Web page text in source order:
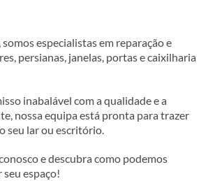
especialistas em reparação e
persianas, janelas, portas e caixilharia
inabalável com a qualidade e a
nossa equipa está pronta para trazer
seu lar ou escritório.
e descubra como podemos
espaço!